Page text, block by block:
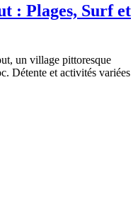
: Plages, Surf et
un village pittoresque
Détente et activités variées